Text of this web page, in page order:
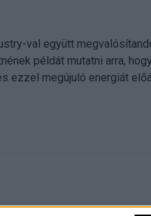
val együtt
példát mutatni arra,
ezzel megújuló energiát